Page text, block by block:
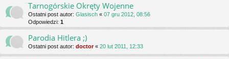
Tarnogórskie Okręty Wojenne
Ostatni post autor: Glasisch « 07 gru 2012, 08:56
Odpowiedzi: 1
Parodia Hitlera ;)
Ostatni post autor: doctor« 20 lut 2011, 12:33